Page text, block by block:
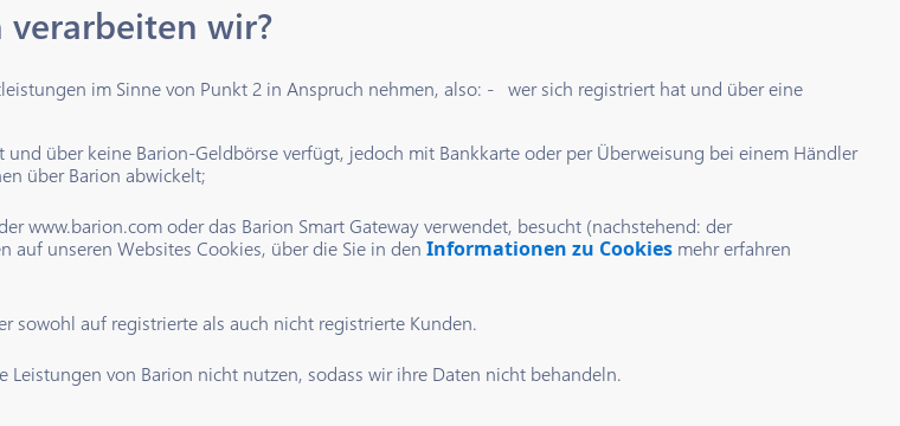
verarbeiten wir?
im Sinne von Punkt 2 in Anspruch nehmen, also: - wer sich registriert hat und über eine
über keine Barion-Geldbörse verfügt, jedoch mit Bankkarte oder per Überweisung bei einem Händler
über Barion abwickelt;
www.barion.com oder das Barion Smart Gateway verwendet, besucht (nachstehend: der
auf unseren Websites Cookies, über die Sie in den Informationen zu Cookies mehr erfahren
sowohl auf registrierte als auch nicht registrierte Kunden.
Leistungen von Barion nicht nutzen, sodass wir ihre Daten nicht behandeln.